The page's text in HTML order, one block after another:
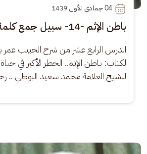
04
باطن الإثم -14- سبيل جمع كلمة المسلمين
الدرس الرابع عشر من شرح الحبيب
لكتاب: باطن الإثم.. الخطر الأكبر في
للشيخ العلامة محمد سعيد البوطي ..
الصورة